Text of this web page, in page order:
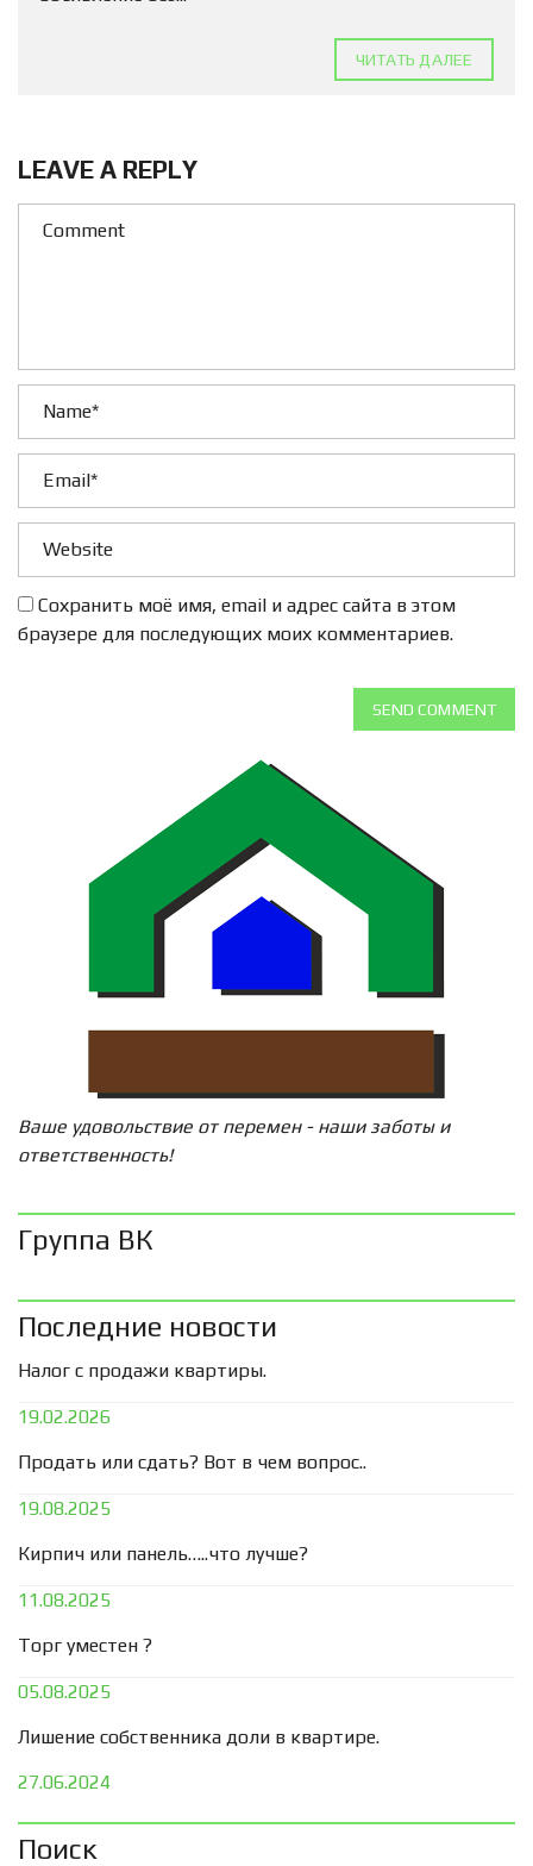
ЧИТАТЬ ДАЛЕЕ
LEAVE A REPLY
Сохранить моё имя, email и адрес сайта в этом
браузере для последующих моих комментариев.
SEND COMMENT
Ваше удовольствие от перемен - наши заботы и
ответственность!
Группа ВК
Последние новости
Налог с продажи квартиры.
19.02.2026
Продать или сдать? Вот в чем вопрос..
19.08.2025
Кирпич или панель…..что лучше?
11.08.2025
Торг уместен ?
05.08.2025
Лишение собственника доли в квартире.
27.06.2024
Поиск